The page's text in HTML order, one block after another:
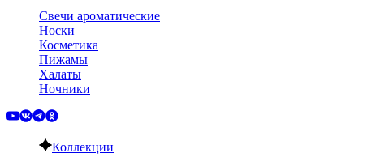
Свечи ароматические
Носки
Косметика
Пижамы
Халаты
Ночники
Коллекции